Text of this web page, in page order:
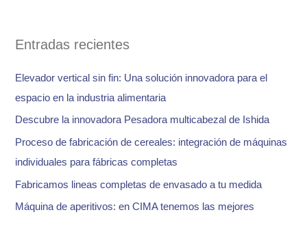
a
p
o
r
:
Entradas recientes
Elevador vertical sin fin: Una solución innovadora para el
espacio en la industria alimentaria
Descubre la innovadora Pesadora multicabezal de Ishida
Proceso de fabricación de cereales: integración de máquinas
individuales para fábricas completas
Fabricamos lineas completas de envasado a tu medida
Máquina de aperitivos: en CIMA tenemos las mejores